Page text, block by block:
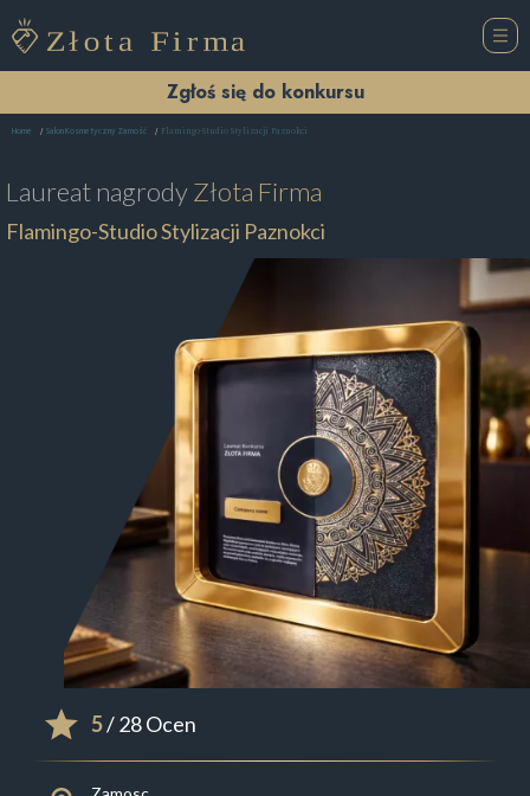
Zgłoś się do konkursu
Home Salon Kosmetyczny Zamość Flamingo-Studio Stylizacji Paznokci
Laureat nagrodyZłota Firma
Flamingo-Studio Stylizacji Paznokci
5/ 28 Ocen